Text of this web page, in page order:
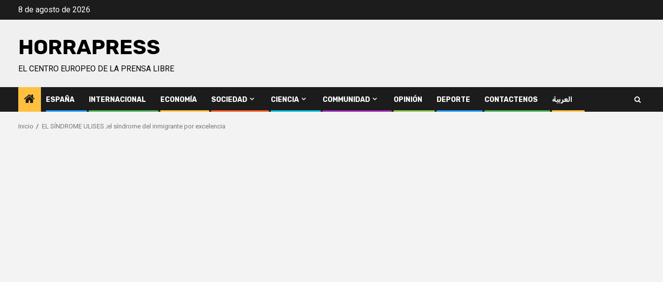
Saltar8 de agosto de 2026
HORRAPRESS
EL CENTRO EUROPEO DE LA PRENSA LIBRE
ESPAÑA INTERNACIONAL ECONOMÍA SOCIEDAD CIENCIA COMMUNIDAD OPINIÓN DEPORTE CONTACTENOS العربية
Inicio EL SÍNDROME ULISES ;el síndrome del inmigrante por excelencia